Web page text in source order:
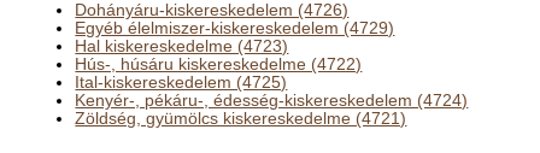
Dohányáru-kiskereskedelem (4726)
Egyéb élelmiszer-kiskereskedelem (4729)
Hal kiskereskedelme (4723)
Hús-, húsáru kiskereskedelme (4722)
Ital-kiskereskedelem (4725)
Kenyér-, pékáru-, édesség-kiskereskedelem (4724)
Zöldség, gyümölcs kiskereskedelme (4721)